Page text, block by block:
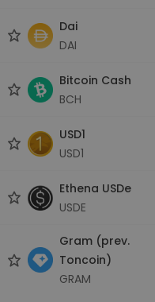
Dai
DAI
Bitcoin Cash
BCH
USD1
USD1
Ethena USDe
USDE
Gram (prev.
Toncoin)
GRAM